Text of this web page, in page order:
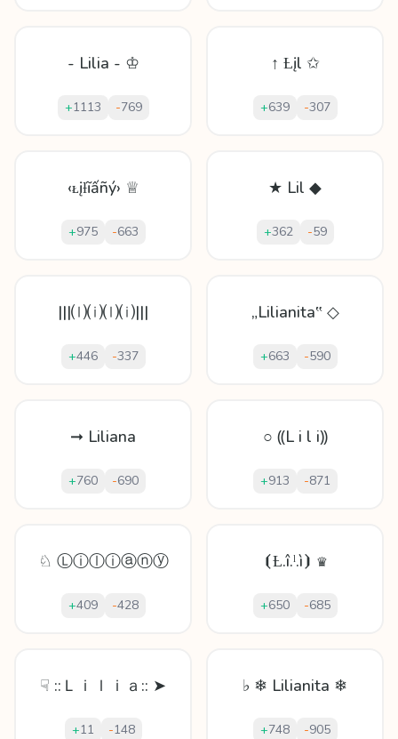
- Lilia - ♔
+1113 -769
↑ Ƚįl ✩
+639 -307
‹ᴌįƚĩấñý› ♕
+975 -663
★ Lil ◆
+362 -59
|||⒧⒤⒧⒤|||
+446 -337
„Lilianita‟ ◇
+663 -590
➞ Liliana
+760 -690
○ ⸨L i l i⸩
+913 -871
♘ Ⓛⓘⓛⓘⓐⓝⓨ
+409 -428
⦗Ƚ.î.ˡ.ì⦘ ♛
+650 -685
☟ ::Ｌｉｌｉａ:: ➤
+11 -148
♭ ❄ Lilianita ❄
+748 -905